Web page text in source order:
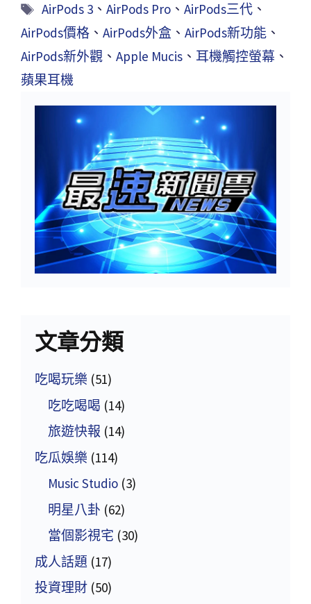
AirPods 3 、AirPods Pro 、AirPods三代 、
AirPods價格 、 AirPods外盒 、 AirPods新功能 、
AirPods新外觀 、 Apple Mucis 、 耳機觸控螢幕 、
蘋果耳機
文章分類
吃喝玩樂 (51)
吃吃喝喝 (14)
旅遊快報 (14)
吃瓜娛樂 (114)
Music Studio (3)
明星八卦 (62)
當個影視宅 (30)
成人話題 (17)
投資理財 (50)